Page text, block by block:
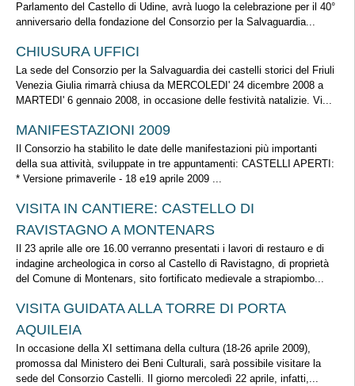
Parlamento del Castello di Udine, avrà luogo la celebrazione per il 40°
anniversario della fondazione del Consorzio per la Salvaguardia...
CHIUSURA UFFICI
La sede del Consorzio per la Salvaguardia dei castelli storici del Friuli
Venezia Giulia rimarrà chiusa da MERCOLEDI' 24 dicembre 2008 a
MARTEDI' 6 gennaio 2008, in occasione delle festività natalizie. Vi...
MANIFESTAZIONI 2009
Il Consorzio ha stabilito le date delle manifestazioni più importanti
della sua attività, sviluppate in tre appuntamenti: CASTELLI APERTI:
* Versione primaverile - 18 e19 aprile 2009 ...
VISITA IN CANTIERE: CASTELLO DI
RAVISTAGNO A MONTENARS
Il 23 aprile alle ore 16.00 verranno presentati i lavori di restauro e di
indagine archeologica in corso al Castello di Ravistagno, di proprietà
del Comune di Montenars, sito fortificato medievale a strapiombo...
VISITA GUIDATA ALLA TORRE DI PORTA
AQUILEIA
In occasione della XI settimana della cultura (18-26 aprile 2009),
promossa dal Ministero dei Beni Culturali, sarà possibile visitare la
sede del Consorzio Castelli. Il giorno mercoledì 22 aprile, infatti,...